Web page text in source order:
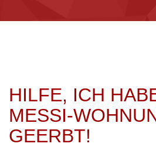
HILFE, ICH
MESSI-
GEERBT!